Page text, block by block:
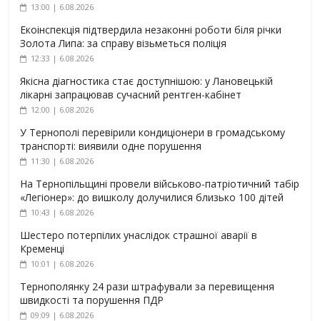
13:00 | 6.08.2026
Екоінспекція підтвердила незаконні роботи біля річки
Золота Липа: за справу візьметься поліція
12:33 | 6.08.2026
Якісна діагностика стає доступнішою: у Лановецькій
лікарні запрацював сучасний рентген-кабінет
12:00 | 6.08.2026
У Тернополі перевірили кондиціонери в громадському
транспорті: виявили одне порушення
11:30 | 6.08.2026
На Тернопільщині провели військово-патріотичний табір
«Легіонер»: до вишколу долучилися близько 100 дітей
10:43 | 6.08.2026
Шестеро потерпілих унаслідок страшної аварії в
Кременці
10:01 | 6.08.2026
Тернополянку 24 рази штрафували за перевищення
швидкості та порушення ПДР
09:09 | 6.08.2026